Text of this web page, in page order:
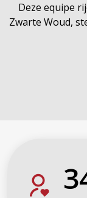
Deze equipe
Zwarte Woud,